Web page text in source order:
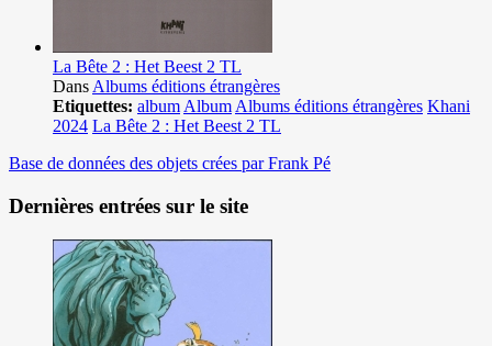
La Bête 2 : Het Beest 2 TL
Dans Albums éditions étrangères
Etiquettes: album Album Albums éditions étrangères Khani
2024 La Bête 2 : Het Beest 2 TL
Base de données des objets crées par Frank Pé
Dernières entrées sur le site